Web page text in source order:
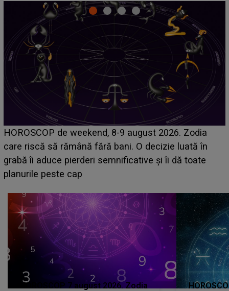
Emanuel a ținut ACEST DETALIU ASCUNS până
acum! În fața Alexandrei, concurentul din Casa Iubirii
face o MĂRTURISIRE NEAȘTEPTATĂ despre mama
sa: "I-am spus și ei în față, eu nu te iubesc pentru
HOROSCOP 7 august 2026. Zodia